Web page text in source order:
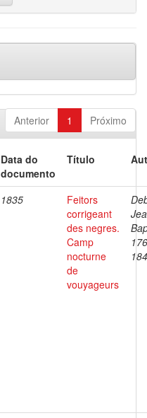
Anterior 1 Próximo
Data do
documento
Título
1835
Feitors
corrigeant
des negres.
Camp
nocturne
de
vouyageurs